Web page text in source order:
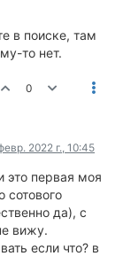
в поиске, там
то нет.
0
2022 г., 10:45
это первая моя
сотового
да), с
вижу.
если что? в